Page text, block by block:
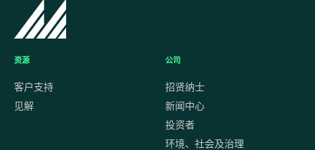
资源
客户支持
见解
公司
招贤纳士
新闻中心
投资者
环境、社会及治理